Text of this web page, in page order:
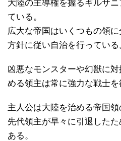
大陸の主導権を握るギルサ
ている。
広大な帝国はいくつもの領
方針に従い自治を行っている
凶悪なモンスターや幻獣に
める領主は常に強力な戦士を
主人公は大陸を治める帝国領
先代領主が早々に引退した
ある。